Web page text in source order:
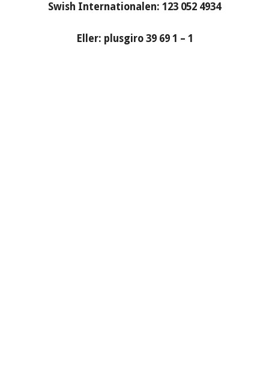
Swish Internationalen: 123 052 4934
Eller: plusgiro 39 69 1 – 1